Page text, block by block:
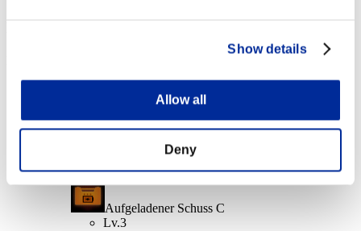
Show details
Allow all
Deny
Charakter-Stufe: 40 oder weniger
Lebensräuber
Charakter-Stufe: 30 oder weniger
Aufgeladener Schuss C
Lv.3